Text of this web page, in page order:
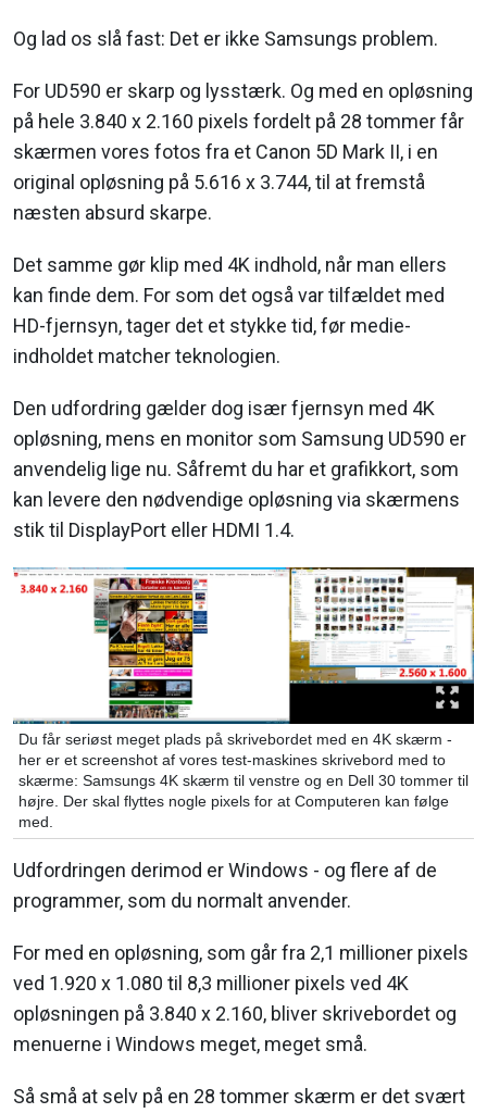
Og lad os slå fast: Det er ikke Samsungs problem.
For UD590 er skarp og lysstærk. Og med en opløsning
på hele 3.840 x 2.160 pixels fordelt på 28 tommer får
skærmen vores fotos fra et Canon 5D Mark II, i en
original opløsning på 5.616 x 3.744, til at fremstå
næsten absurd skarpe.
Det samme gør klip med 4K indhold, når man ellers
kan finde dem. For som det også var tilfældet med
HD-fjernsyn, tager det et stykke tid, før medie-
indholdet matcher teknologien.
Den udfordring gælder dog især fjernsyn med 4K
opløsning, mens en monitor som Samsung UD590 er
anvendelig lige nu. Såfremt du har et grafikkort, som
kan levere den nødvendige opløsning via skærmens
stik til DisplayPort eller HDMI 1.4.
Du får seriøst meget plads på skrivebordet med en 4K skærm -
her er et screenshot af vores test-maskines skrivebord med to
skærme: Samsungs 4K skærm til venstre og en Dell 30 tommer til
højre. Der skal flyttes nogle pixels for at Computeren kan følge
med.
Udfordringen derimod er Windows - og flere af de
programmer, som du normalt anvender.
For med en opløsning, som går fra 2,1 millioner pixels
ved 1.920 x 1.080 til 8,3 millioner pixels ved 4K
opløsningen på 3.840 x 2.160, bliver skrivebordet og
menuerne i Windows meget, meget små.
Så små at selv på en 28 tommer skærm er det svært